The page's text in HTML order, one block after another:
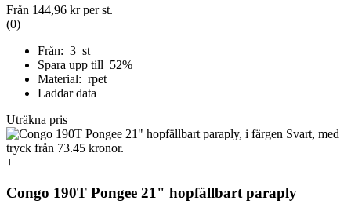
Från 144,96 krper st.
(0)
Från: 3 st
Spara upp till 52%
Material: rpet
Laddar data
Uträkna pris
+
Congo 190T Pongee 21" hopfällbart paraply